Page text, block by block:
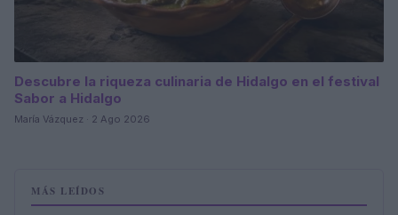
Descubre la riqueza culinaria de Hidalgo en el festival
Sabor a Hidalgo
María Vázquez · 2 Ago 2026
MÁS LEÍDOS